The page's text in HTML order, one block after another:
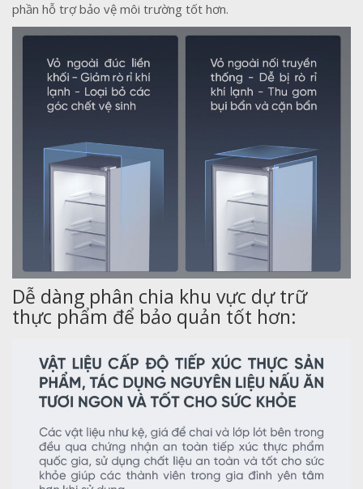
phần hỗ trợ bảo vệ môi trường tốt hơn.
Dễ dàng phân chia khu vực dự trữ
thực phẩm để bảo quản tốt hơn: